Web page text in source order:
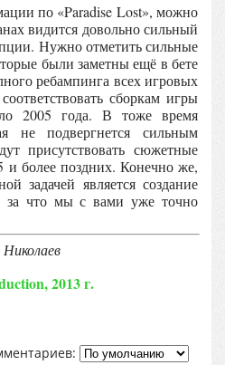
по «Paradise Lost», можно
видится довольно сильный
Нужно отметить сильные
были заметны ещё в бете
ребампинга всех игровых
сборкам игры
2005 года. В тоже время
не подвергнется сильным
присутствовать сюжетные
и более поздних. Конечно же,
задачей является создание
за что мы с вами уже точно
Николаев
2013 г.